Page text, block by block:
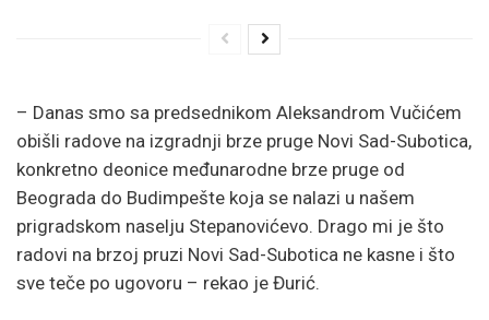
– Danas smo sa predsednikom Aleksandrom Vučićem
obišli radove na izgradnji brze pruge Novi Sad-Subotica,
konkretno deonice međunarodne brze pruge od
Beograda do Budimpešte koja se nalazi u našem
prigradskom naselju Stepanovićevo. Drago mi je što
radovi na brzoj pruzi Novi Sad-Subotica ne kasne i što
sve teče po ugovoru – rekao je Đurić.